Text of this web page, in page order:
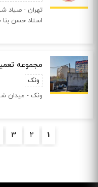
تهران - صیاد
استاد حسن بنا
مجموعه
ونک
ونک - میدان
1
2
3